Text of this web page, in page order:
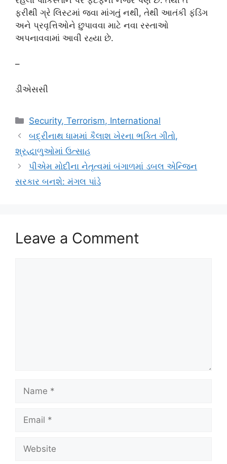
ફરીથી ગ્રે લિસ્ટમાં જવા માંગતું નથી, તેથી આતંકી ફંડિંગ
અને પ્રવૃત્તિઓને છુપાવવા માટે નવા રસ્તાઓ
અપનાવવામાં આવી રહ્યા છે.
–
ડીએસસી
Categories
Security, Terrorism, International
બદ્રીનાથ ધામમાં કૈલાશ ખેરના ભક્તિ ગીતો,
શ્રદ્ધાળુઓમાં ઉત્સાહ
પીએમ મોદીના નેતૃત્વમાં બંગાળમાં ડબલ એન્જિન
સરકાર બનશે: મંગલ પાંડે
Leave a Comment
Name
Email
Website